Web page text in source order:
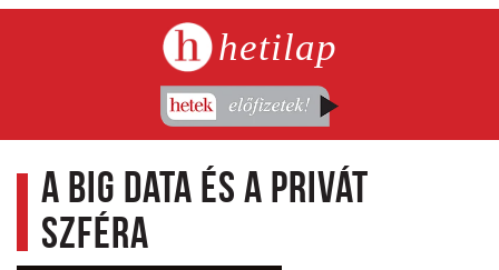
hetilap
A Big Data és a privát
szféra